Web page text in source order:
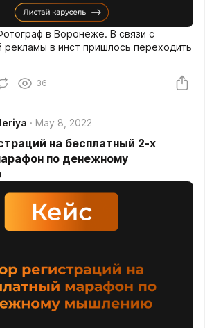
в Воронеже. В связи с
рекламы в инст пришлось переходить
36
May 8, 2022
на бесплатный 2-х
по денежному